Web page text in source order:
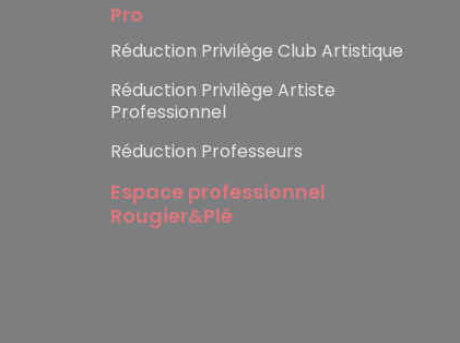
Pro
Réduction Privilège Club Artistique
Réduction Privilège Artiste
Professionnel
Réduction Professeurs
Espace professionnel
Rougier&Plé